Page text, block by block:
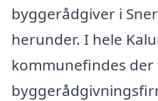
byggerådgiver i
herunder. I hele
kommunefindes der